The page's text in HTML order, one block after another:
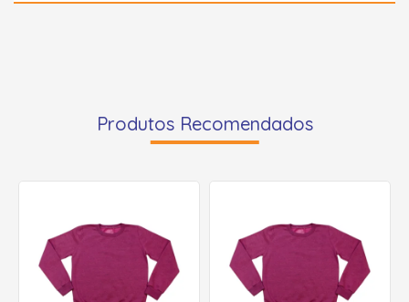
Produtos Recomendados